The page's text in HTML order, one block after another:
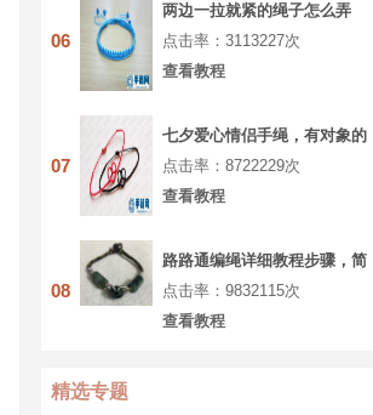
06
两边一拉就紧的绳子怎么弄
点击率：3113227次
查看教程
07
七夕爱心情侣手绳，有对象的
你一定要学着做
点击率：8722229次
查看教程
08
路路通编绳详细教程步骤，简
单八股辫手绳做法
点击率：9832115次
查看教程
精选专题